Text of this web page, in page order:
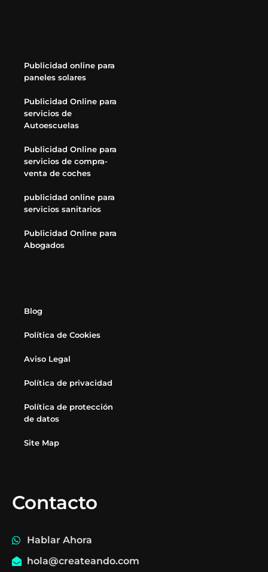
Publicidad online para
paneles solares
Publicidad Online para
servicios de
Autoescuelas
Publicidad Online para
servicios de compra-
venta de coches
publicidad online para
servicios sanitarios
Publicidad Online para
Abogados
Blog
Política de Cookies
Aviso Legal
Política de privacidad
Política de protección
de datos
Site Map
Contacto
Hablar Ahora
hola@createando.com